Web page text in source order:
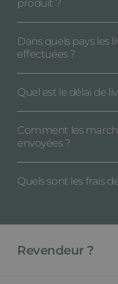
produit ?
Dans quels pays les
effectuées ?
Quel est le délai de
Comment les
envoyées ?
Quels sont les frais
Revendeur ?